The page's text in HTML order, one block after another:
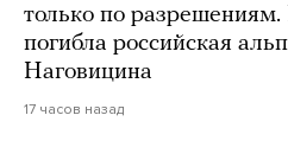
только по разрешениям.
погибла российская
Наговицина
17 часов назад